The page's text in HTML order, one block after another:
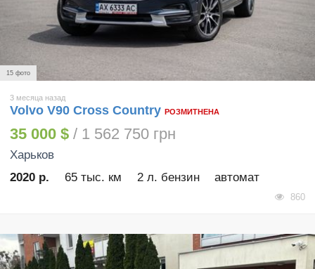
15 фото
3 месяца назад
Volvo V90 Cross Country РОЗМИТНЕНА
35 000 $ / 1 562 750 грн
Харьков
2020 р.
65 тыс. км 2 л. бензин автомат
860